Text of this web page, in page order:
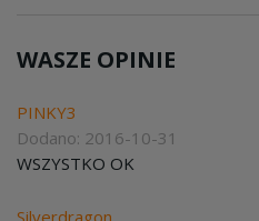
WASZE OPINIE
PINKY3
Dodano: 2016-10-31
WSZYSTKO OK
Silverdragon